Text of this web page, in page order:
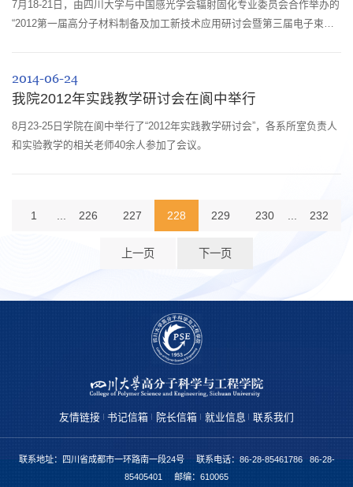
7月18-21日，由四川大学与中国感光学会辐射固化专业委员会合作举办的
“2012第一届高分子材料制备及加工新技术应用研讨会暨第三届电子束固
2014-06-24
我院2012年实践教学研讨会在阆中举行
8月23-25日学院在阆中举行了“2012年实践教学研讨会”，各系所室负责人
和实验教学的相关老师40余人参加了会议。
1 ... 226 227 228 229 230 ... 232
上一页 下一页
友情链接 书记信箱 院长信箱 就业信息 联系我们
联系地址：四川省成都市一环路南一段24号 联系电话：86-28-85461786 86-28-
85405401 邮编：610065